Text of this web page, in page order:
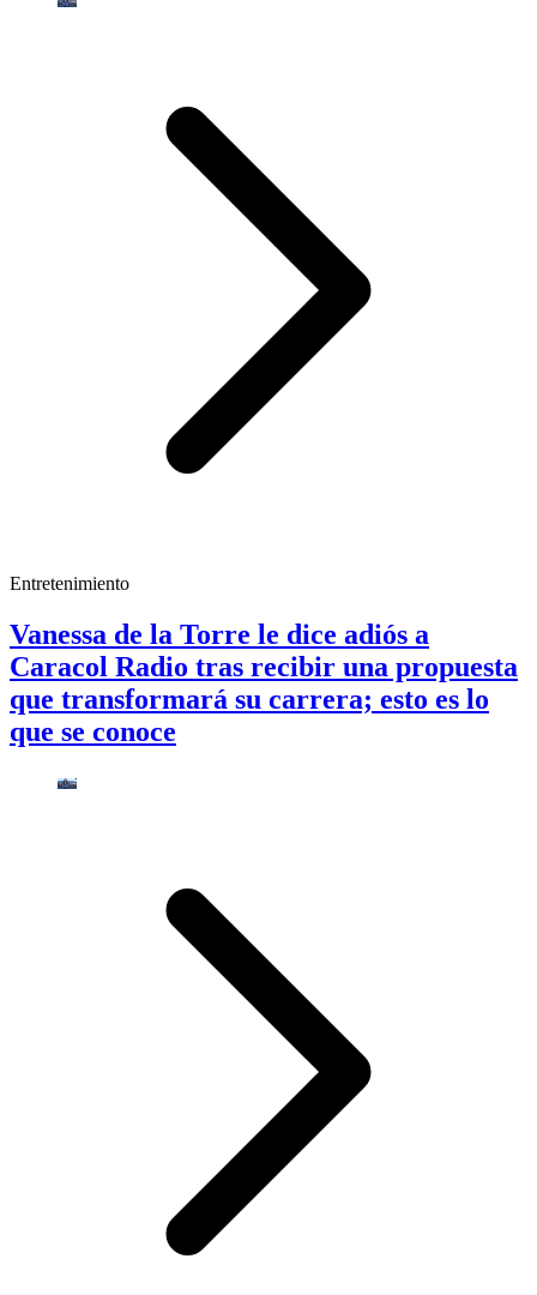
Entretenimiento
Vanessa de la Torre le dice adiós a
Caracol Radio tras recibir una propuesta
que transformará su carrera; esto es lo
que se conoce